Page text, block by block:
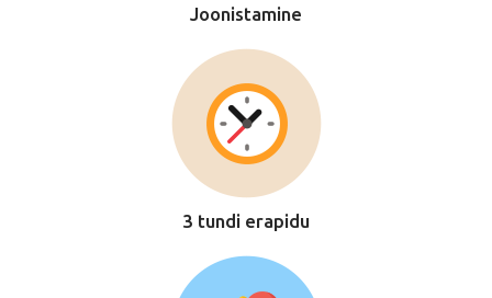
Joonistamine
3 tundi erapidu